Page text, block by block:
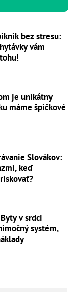
bez stresu:
vám
je unikátny
máme špičkové
Slovákov:
keď
v srdci
systém,